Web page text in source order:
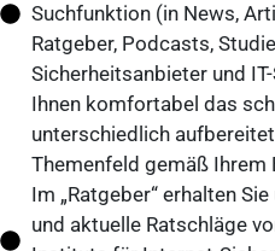
Suchfunktion (in News,
Ratgeber, Podcasts,
Sicherheitsanbieter und
Ihnen komfortabel das
unterschiedlich
Themenfeld gemäß
Im „Ratgeber“ erhalten
und aktuelle Ratschläge